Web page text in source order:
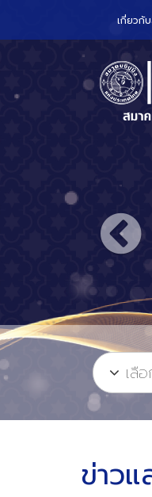
เกี่ยวกั
เลื
ข่าว